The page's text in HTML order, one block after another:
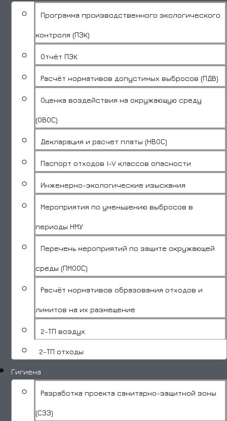
Программа производственного экологического
контроля (ПЭК)
Отчёт ПЭК
Расчёт нормативов допустимых выбросов (ПДВ)
Оценка воздействия на окружающую среду
(ОВОС)
Декларация и расчет платы (НВОС)
Паспорт отходов I-V классов опасности
Инженерно-экологические изыскания
Мероприятия по уменьшению выбросов в
периоды НМУ
Перечень мероприятий по защите окружающей
среды (ПМООС)
Расчёт нормативов образования отходов и
лимитов на их размещение
2-ТП воздух
2-ТП отходы
Гигиена
Разработка проекта санитарно-защитной зоны
(СЗЗ)